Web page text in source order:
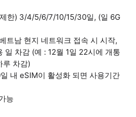
한) 3/4/5/6/7/10/15/30일, (일 6G
트남 현지 네트워크 접속 시 시작,
일 차감 (예 : 12월 1일 22시에 개통
루 차감)
내 eSIM이 활성화 되면 사용기간
능